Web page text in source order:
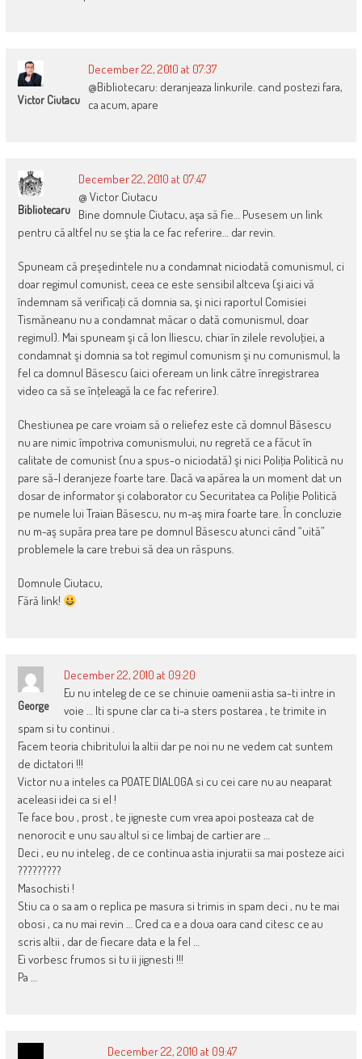
Victor Ciutacu
December 22, 2010 at 07:37
@Bibliotecaru: deranjeaza linkurile. cand postezi fara,
ca acum, apare
Bibliotecaru
December 22, 2010 at 07:47
@ Victor Ciutacu
Bine domnule Ciutacu, aşa să fie… Pusesem un link
pentru că altfel nu se ştia la ce fac referire… dar revin.
Spuneam că preşedintele nu a condamnat niciodată comunismul, ci
doar regimul comunist, ceea ce este sensibil altceva (şi aici vă
îndemnam să verificaţi că domnia sa, şi nici raportul Comisiei
Tismăneanu nu a condamnat măcar o dată comunismul, doar
regimul). Mai spuneam şi că Ion Iliescu, chiar în zilele revoluţiei, a
condamnat şi domnia sa tot regimul comunism şi nu comunismul, la
fel ca domnul Băsescu (aici ofeream un link către înregistrarea
video ca să se înţeleagă la ce fac referire).
Chestiunea pe care vroiam să o reliefez este că domnul Băsescu
nu are nimic împotriva comunismului, nu regretă ce a făcut în
calitate de comunist (nu a spus-o niciodată) şi nici Poliţia Politică nu
pare să-l deranjeze foarte tare. Dacă va apărea la un moment dat un
dosar de informator şi colaborator cu Securitatea ca Poliţie Politică
pe numele lui Traian Băsescu, nu m-aş mira foarte tare. În concluzie
nu m-aş supăra prea tare pe domnul Băsescu atunci când “uită”
problemele la care trebui să dea un răspuns.
Domnule Ciutacu,
Fără link!
George
December 22, 2010 at 09:20
Eu nu inteleg de ce se chinuie oamenii astia sa-ti intre in
voie … Iti spune clar ca ti-a sters postarea , te trimite in
spam si tu continui .
Facem teoria chibritului la altii dar pe noi nu ne vedem cat suntem
de dictatori !!!
Victor nu a inteles ca POATE DIALOGA si cu cei care nu au neaparat
aceleasi idei ca si el !
Te face bou , prost , te jigneste cum vrea apoi posteaza cat de
nenorocit e unu sau altul si ce limbaj de cartier are …
Deci , eu nu inteleg , de ce continua astia injuratii sa mai posteze aici
?????????
Masochisti !
Stiu ca o sa am o replica pe masura si trimis in spam deci , nu te mai
obosi , ca nu mai revin … Cred ca e a doua oara cand citesc ce au
scris altii , dar de fiecare data e la fel …
Ei vorbesc frumos si tu ii jignesti !!!
Pa …
December 22, 2010 at 09:47